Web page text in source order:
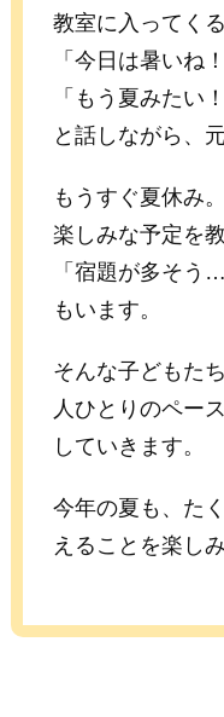
教室に入ってく
「今日は暑いね！
「もう夏みたい！
と話しながら、
もうすぐ夏休み。
楽しみな予定を
「宿題が多そう
もいます。
そんな子どもた
人ひとりのペー
していきます。
今年の夏も、た
えることを楽し